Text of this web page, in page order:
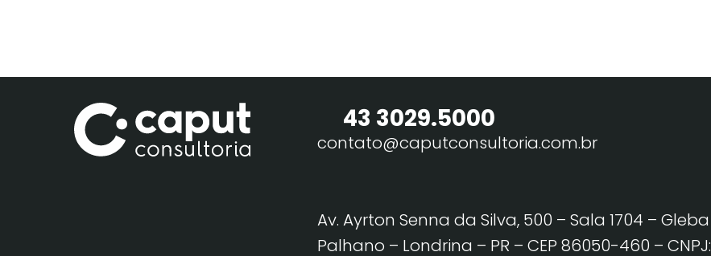
43 3029.5000
contato@caputconsultoria.com.br
Av. Ayrton Senna da Silva, 500 – Sala 1704 – Gleba
Palhano – Londrina – PR – CEP 86050-460 – CNPJ: